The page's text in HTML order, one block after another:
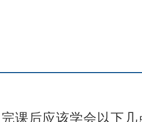
课后应该学会以下几